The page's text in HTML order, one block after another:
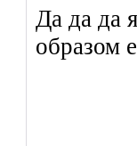
Да да да
образом